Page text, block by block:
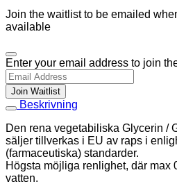
Join the waitlist to be emailed
available
Dismiss
notification
Enter your email address to join
Join Waitlist
Beskrivning
Den rena vegetabiliska Glycerin /
säljer tillverkas i EU av raps i
(farmaceutiska) standarder.
Högsta möjliga renlighet, där max
vatten.